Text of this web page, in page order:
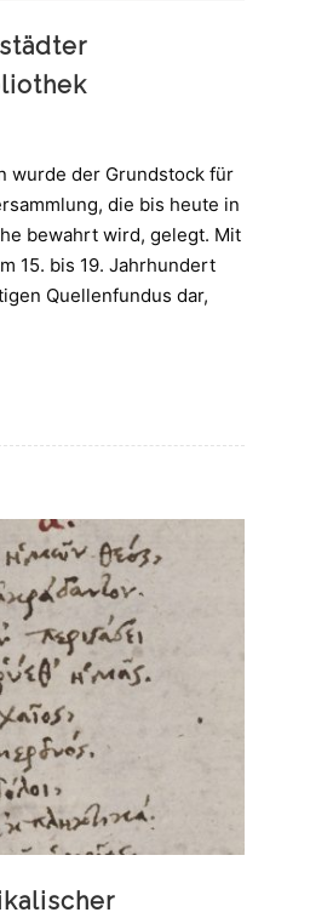
wurde der Grundstock für
die bis heute in
bewahrt wird, gelegt. Mit
15. bis 19. Jahrhundert
Quellenfundus dar,